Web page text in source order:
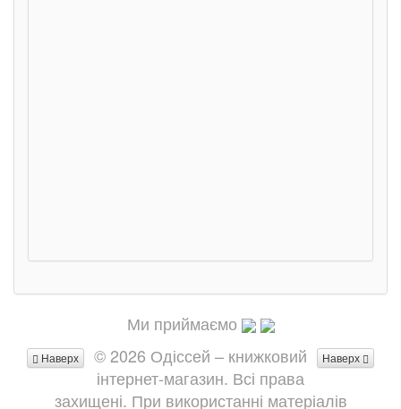
Ми приймаємо
Наверх
Наверх
© 2026 Одіссей – книжковий
інтернет-магазин. Всі права
захищені. При використанні матеріалів